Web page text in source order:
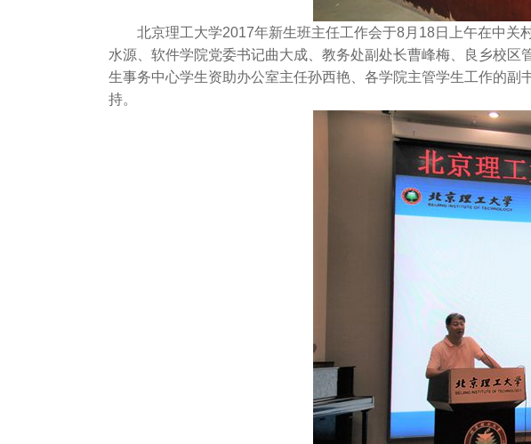
北京理工大学2017年新生班主任工作会于8月18日上午在中关
水源、软件学院党委书记曲大成、教务处副处长曹峰梅、良乡校
生事务中心学生资助办公室主任孙西艳、各学院主管学生工作的
持。